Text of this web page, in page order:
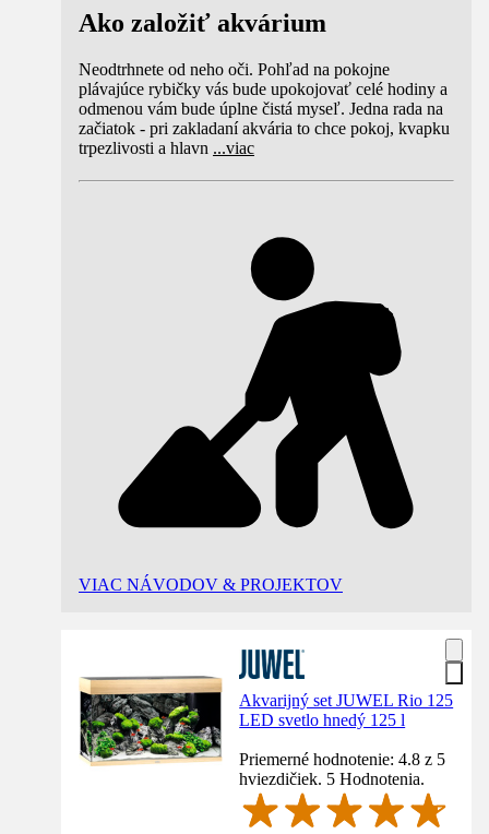
Ako založiť akvárium
Neodtrhnete od neho oči. Pohľad na pokojne
plávajúce rybičky vás bude upokojovať celé hodiny a
odmenou vám bude úplne čistá myseľ. Jedna rada na
začiatok - pri zakladaní akvária to chce pokoj, kvapku
trpezlivosti a hlavn ...viac
VIAC NÁVODOV & PROJEKTOV
Akvarijný set JUWEL Rio 125
LED svetlo hnedý 125 l
Priemerné hodnotenie: 4.8 z 5
hviezdičiek. 5 Hodnotenia.